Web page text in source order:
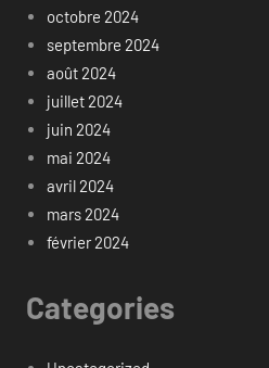
octobre 2024
septembre 2024
août 2024
juillet 2024
juin 2024
mai 2024
avril 2024
mars 2024
février 2024
Categories